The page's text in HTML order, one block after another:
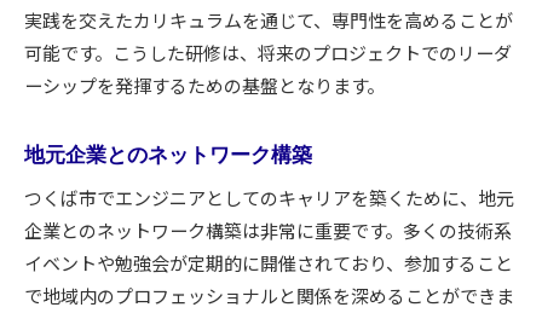
実践を交えたカリキュラムを通じて、専門性を高めることが
可能です。こうした研修は、将来のプロジェクトでのリーダ
ーシップを発揮するための基盤となります。
地元企業とのネットワーク構築
つくば市でエンジニアとしてのキャリアを築くために、地元
企業とのネットワーク構築は非常に重要です。多くの技術系
イベントや勉強会が定期的に開催されており、参加すること
で地域内のプロフェッショナルと関係を深めることができま